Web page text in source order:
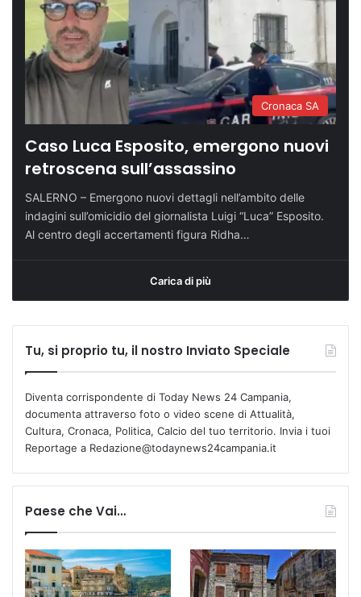
Cronaca SA
Caso Luca Esposito, emergono nuovi
retroscena sull’assassino
SALERNO – Emergono nuovi dettagli nell’ambito delle
indagini sull’omicidio del giornalista Luigi “Luca” Esposito.
Al centro degli accertamenti figura Ridha…
Carica di più
Tu, si proprio tu, il nostro Inviato Speciale
Diventa corrispondente di Today News 24 Campania,
documenta attraverso foto o video scene di Attualità,
Cultura, Cronaca, Politica, Calcio del tuo territorio. Invia i tuoi
Reportage a Redazione@todaynews24campania.it
Paese che Vai…